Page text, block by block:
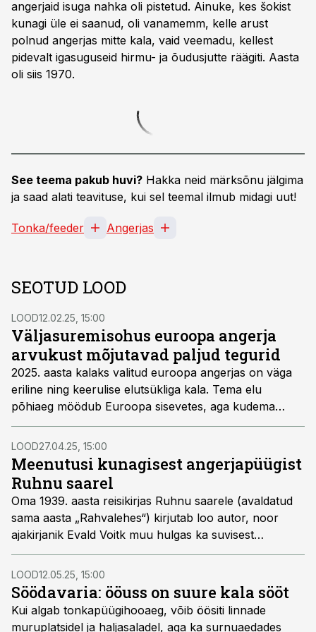
angerjaid isuga nahka oli pistetud. Ainuke, kes šokist
kunagi üle ei saanud, oli vanamemm, kelle arust
polnud angerjas mitte kala, vaid veemadu, kellest
pidevalt igasuguseid hirmu- ja õudusjutte räägiti. Aasta
oli siis 1970.
See teema pakub huvi? Hakka neid märksõnu jälgima
ja saad alati teavituse, kui sel teemal ilmub midagi uut!
Tonka/feeder Angerjas
SEOTUD LOOD
LOOD12.02.25, 15:00
Väljasuremisohus euroopa angerja
arvukust mõjutavad paljud tegurid
2025. aasta kalaks valitud euroopa angerjas on väga
eriline ning keerulise elutsükliga kala. Tema elu
põhiaeg möödub Euroopa sisevetes, aga kudema
siirdub ta Atlandi ookeani lääneossa Sargasso merre.
Angerjast kirjutab Eesti Maaülikooli hüdrobioloogia ja
kalanduse õppetooli kaasprofessor Arvo Tuvikene.
LOOD27.04.25, 15:00
Meenutusi kunagisest angerjapüügist
Ruhnu saarel
Oma 1939. aasta reisikirjas Ruhnu saarele (avaldatud
sama aasta „Rahvalehes“) kirjutab loo autor, noor
ajakirjanik Evald Voitk muu hulgas ka suvisest
angerjapüügist saarerahva seas. Allpool katkendeid
reisikirjast koos mõningate tähelepanekutega.
LOOD12.05.25, 15:00
Söödavaria: ööuss on suure kala sööt
Kui algab tonkapüügihooaeg, võib öösiti linnade
muruplatsidel ja haljasaladel, aga ka surnuaedades